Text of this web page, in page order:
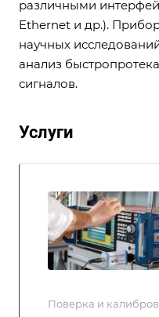
различными
Ethernet и др.).
научных
анализ
сигналов.
Услуги
Поверка и